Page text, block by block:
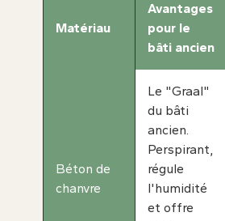
Matériau
Avantages
pour le
bâti ancien
Béton de
chanvre
Le "Graal"
du bâti
ancien.
Perspirant,
régule
l'humidité
et offre